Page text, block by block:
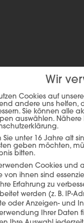
auf den unteren
Wir
Cookies auf
andere uns helfen,
Sie können alle
auswählen. Nähere
Sie unter 16 Jahre alt
geben möchten,
bitten.
Cookies und
von ihnen sind
Erfahrung zu
werden (z. B. IP-
oder Anzeigen- und
Ihrer Daten